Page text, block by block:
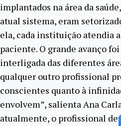
implantados na área da
atual sistema, eram
ela, cada instituição atendia
paciente. O grande avanço
interligada das diferentes
qualquer outro profissional
conscientes quanto à
envolvem”, salienta Ana
atualmente, o profissional